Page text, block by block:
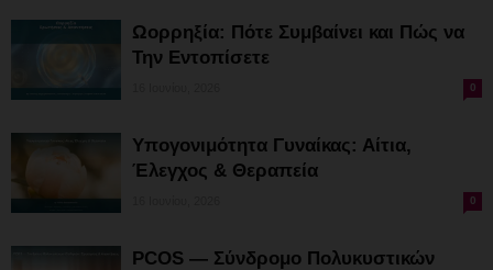
Ωορρηξία: Πότε Συμβαίνει και Πώς να
Την Εντοπίσετε
0
Υπογονιμότητα Γυναίκας: Αίτια,
Έλεγχος & Θεραπεία
0
PCOS — Σύνδρομο Πολυκυστικών